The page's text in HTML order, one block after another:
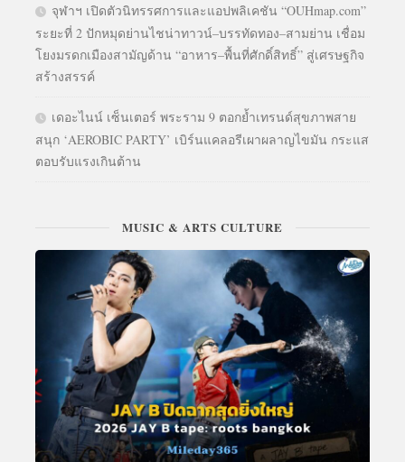
จุฬาฯ เปิดตัวนิทรรศการและแอปพลิเคชัน “OUHmap.com”
ระยะที่ 2 ปักหมุดย่านไชน่าทาวน์–บรรทัดทอง–สามย่าน เชื่อม
โยงมรดกเมืองสามัญด้าน “อาหาร–พื้นที่ศักดิ์สิทธิ์” สู่เศรษฐกิจ
สร้างสรรค์
เดอะไนน์ เซ็นเตอร์ พระราม 9 ตอกย้ำเทรนด์สุขภาพสาย
สนุก ‘AEROBIC PARTY’ เบิร์นแคลอรีเผาผลาญไขมัน กระแส
ตอบรับแรงเกินต้าน
MUSIC & ARTS CULTURE